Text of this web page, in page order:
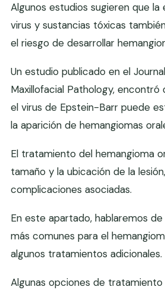
Algunos estudios sugieren que
virus y sustancias tóxicas
el riesgo de desarrollar
Un estudio publicado en el
Maxillofacial Pathology,
el virus de Epstein-Barr puede
la aparición de hemangiomas
El tratamiento del hemangioma
tamaño y la ubicación de la
complicaciones asociadas.
En este apartado, hablaremos
más comunes para el
algunos tratamientos adicionales.
Algunas opciones de